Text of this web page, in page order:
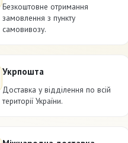
Безкоштовне отримання
замовлення з пункту
самовивозу.
Укрпошта
Доставка у відділення по всій
території України.